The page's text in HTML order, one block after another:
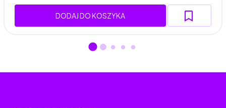
DODAJ DO KOSZYKA